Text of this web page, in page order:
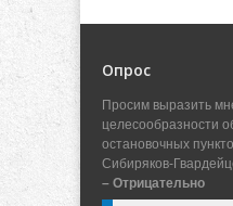
Опрос
Просим выразить
целесообразности
остановочных
Сибиряков-
– Отрицательно